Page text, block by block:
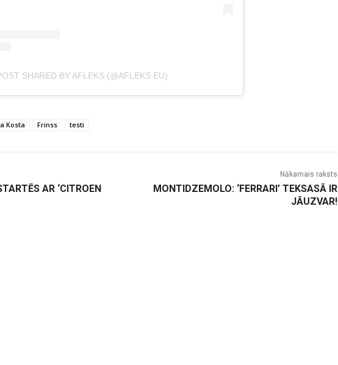
SHARED BY AFLEKS (@AFLEKS.EU)
Kosta Frinss testi
AR ‘CITROEN
Nākamais raksts
MONTIDZEMOLO: ‘FERRARI’ TEKSASĀ IR
JĀUZVAR!